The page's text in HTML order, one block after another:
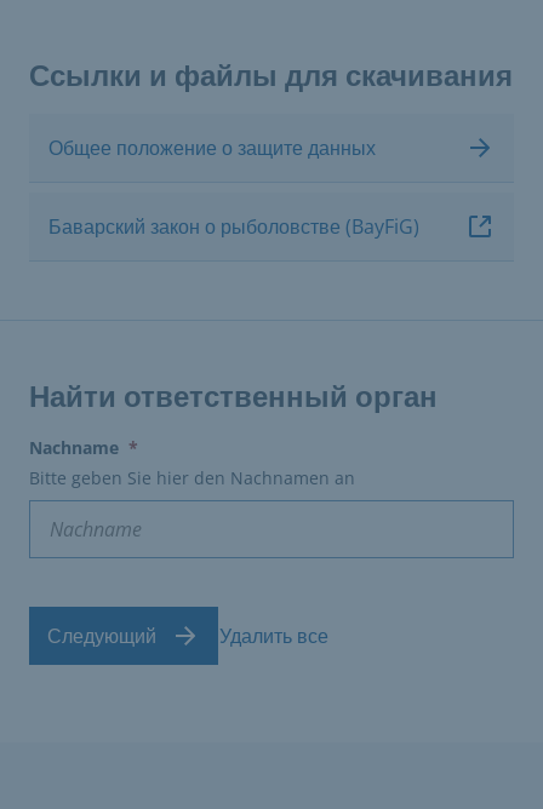
Ссылки и файлы для скачивания
Общее положение о защите данных
Баварский закон о рыболовстве (BayFiG)
Найти ответственный орган
Nachname *
Bitte geben Sie hier den Nachnamen an
Следующий Удалить все